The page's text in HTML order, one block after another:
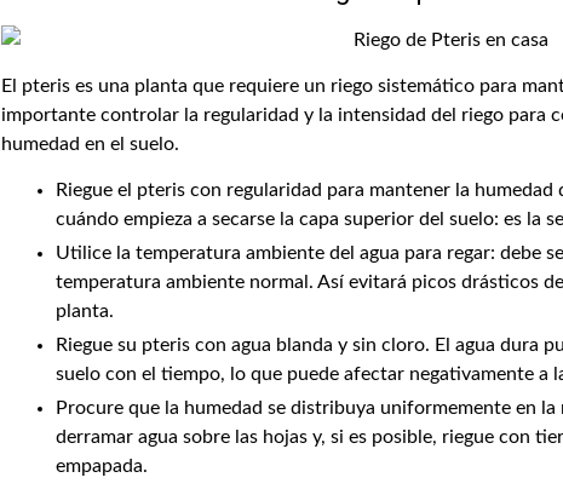
El pteris es una planta que requiere un riego sistemático para
importante controlar la regularidad y la intensidad del riego para
humedad en el suelo.
Riegue el pteris con regularidad para mantener la humedad
cuándo empieza a secarse la capa superior del suelo: es la
Utilice la temperatura ambiente del agua para regar: debe
temperatura ambiente normal. Así evitará picos drásticos
planta.
Riegue su pteris con agua blanda y sin cloro. El agua dura
suelo con el tiempo, lo que puede afectar negativamente a
Procure que la humedad se distribuya uniformemente en
derramar agua sobre las hojas y, si es posible, riegue con
empapada.